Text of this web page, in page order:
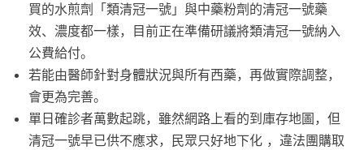
買的水煎劑「類清冠一號」與中藥粉劑的清冠一號藥
效、濃度都一樣，目前正在準備研議將類清冠一號納入
公費給付。
若能由醫師針對身體狀況與所有西藥，再做實際調整，
會更為完善。
單日確診者萬數起跳，雖然網路上看的到庫存地圖，但
清冠一號早已供不應求，民眾只好地下化 ，違法團購取